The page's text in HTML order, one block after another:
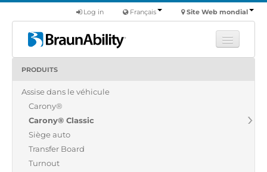
Site Web mondial
Français
Log in
Produits
Véhicules utilitaires
Nous
Trouver un revendeur
PRODUITS
Assise dans le véhicule
Carony®
Carony® Classic
Siège auto
Transfer Board
Turnout